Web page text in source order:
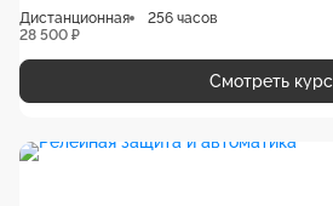
Дистанционная
256 часов
28 500 ₽
Смотреть курс